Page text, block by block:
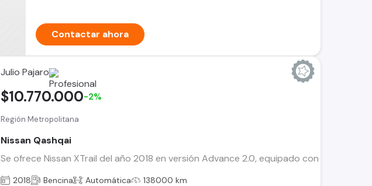
Contactar ahora
Julio Pajaro
Región Metropolitana
Nissan Qashqai
Se ofrece Nissan XTrail del año 2018 en versión Advance 2.0, equipado con motor
$10.770.000-2%
2018 Bencina Automática 138000 km